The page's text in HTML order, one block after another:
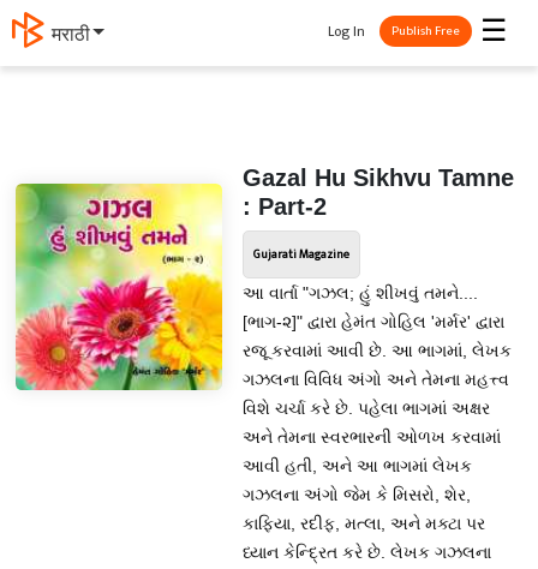
मराठी ☰
Log In Publish Free
Gazal Hu Sikhvu Tamne
: Part-2
Gujarati Magazine
આ વાર્તા "ગઝલ; હું શીખવું તમને....
[ભાગ-૨]" દ્વારા હેમંત ગોહિલ 'મર્મર' દ્વારા
રજૂ કરવામાં આવી છે. આ ભાગમાં, લેખક
ગઝલના વિવિધ અંગો અને તેમના મહત્ત્વ
વિશે ચર્ચા કરે છે. પહેલા ભાગમાં અક્ષર
અને તેમના સ્વરભારની ઓળખ કરવામાં
આવી હતી, અને આ ભાગમાં લેખક
ગઝલના અંગો જેમ કે મિસરો, શેર,
કાફિયા, રદીફ, મત્લા, અને મક્ટા પર
ધ્યાન કેન્દ્રિત કરે છે. લેખક ગઝલના